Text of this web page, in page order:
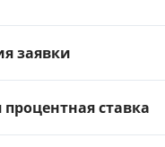
заявки
ставка